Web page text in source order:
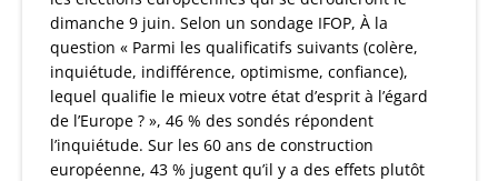
dimanche 9 juin. Selon un sondage IFOP, À la
question « Parmi les qualificatifs suivants (colère,
inquiétude, indifférence, optimisme, confiance),
lequel qualifie le mieux votre état d’esprit à l’égard
de l’Europe ? », 46 % des sondés répondent
l’inquiétude. Sur les 60 ans de construction
européenne, 43 % jugent qu’il y a des effets plutôt